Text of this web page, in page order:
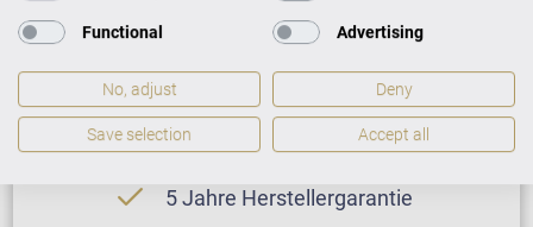
Neuinstrument
5 Jahre Herstellergarantie
Functional Advertising
No, adjust Deny
Save selection Accept all